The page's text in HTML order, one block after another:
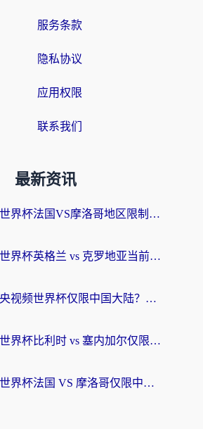
服务条款
隐私协议
应用权限
联系我们
最新资讯
在国外看世界杯法国VS摩洛哥地区限制？这篇指南让你流畅看中文解说无压力
在国外看世界杯英格兰 vs 克罗地亚当前地区不可播放？这篇指南帮你搞定所有海外观赛难题
在海外看央视频世界杯仅限中国大陆？这篇指南帮你解锁中文解说+无卡顿直播
在海外看世界杯比利时 vs 塞内加尔仅限中国大陆？我找到了最流畅的中文解说之路
在国外看世界杯法国 VS 摩洛哥仅限中国大陆？海外党这样看中文解说赛事不卡顿